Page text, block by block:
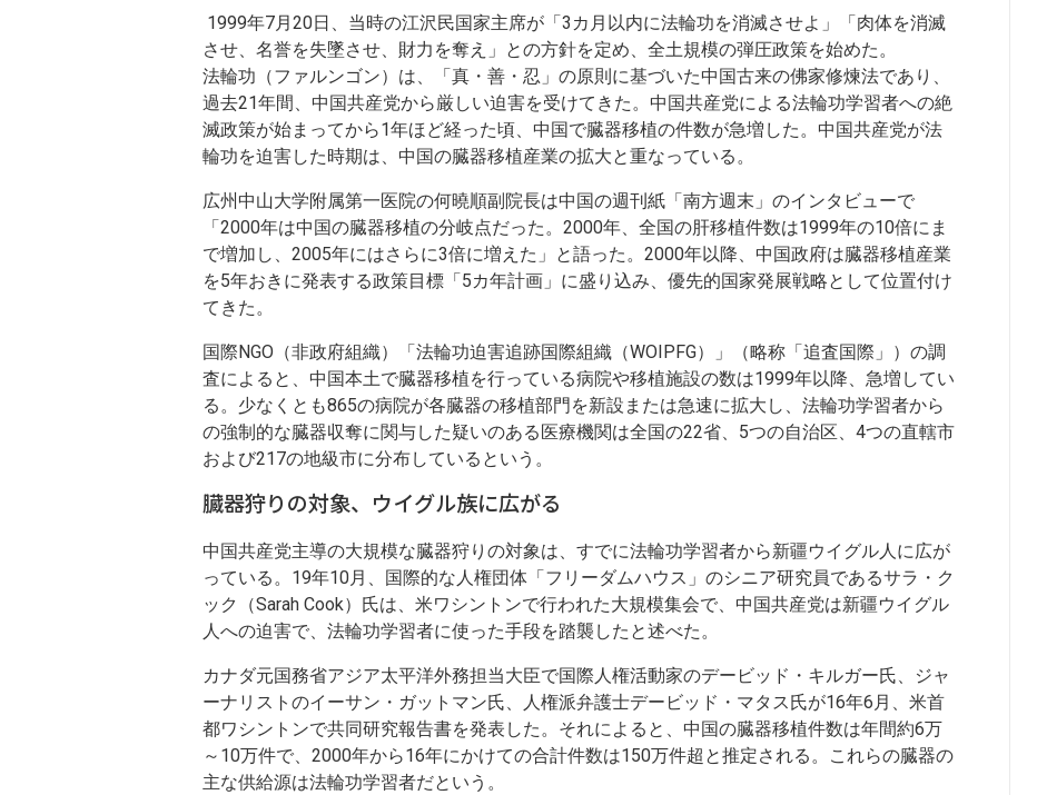
証
言
1999年7月20日、当時の江沢民国家主席が「3カ月以内に法輪功を消滅させよ」「肉体を消滅
させ、名誉を失墜させ、財力を奪え」との方針を定め、全土規模の弾圧政策を始めた。
法輪功（ファルンゴン）は、「真・善・忍」の原則に基づいた中国古来の佛家修煉法であり、
過去21年間、中国共産党から厳しい迫害を受けてきた。中国共産党による法輪功学習者への絶
滅政策が始まってから1年ほど経った頃、中国で臓器移植の件数が急増した。中国共産党が法
輪功を迫害した時期は、中国の臓器移植産業の拡大と重なっている。
広州中山大学附属第一医院の何曉順副院長は中国の週刊紙「南方週末」のインタビューで
「2000年は中国の臓器移植の分岐点だった。2000年、全国の肝移植件数は1999年の10倍にま
で増加し、2005年にはさらに3倍に増えた」と語った。2000年以降、中国政府は臓器移植産業
を5年おきに発表する政策目標「5カ年計画」に盛り込み、優先的国家発展戦略として位置付け
てきた。
国際NGO（非政府組織）「法輪功迫害追跡国際組織（WOIPFG）」（略称「追査国際」）の調
査によると、中国本土で臓器移植を行っている病院や移植施設の数は1999年以降、急増してい
る。少なくとも865の病院が各臓器の移植部門を新設または急速に拡大し、法輪功学習者から
の強制的な臓器収奪に関与した疑いのある医療機関は全国の22省、5つの自治区、4つの直轄市
および217の地級市に分布しているという。
臓器狩りの対象、ウイグル族に広がる
中国共産党主導の大規模な臓器狩りの対象は、すでに法輪功学習者から新疆ウイグル人に広が
っている。19年10月、国際的な人権団体「フリーダムハウス」のシニア研究員であるサラ・ク
ック（Sarah Cook）氏は、米ワシントンで行われた大規模集会で、中国共産党は新疆ウイグル
人への迫害で、法輪功学習者に使った手段を踏襲したと述べた。
カナダ元国務省アジア太平洋外務担当大臣で国際人権活動家のデービッド・キルガー氏、ジャ
ーナリストのイーサン・ガットマン氏、人権派弁護士デービッド・マタス氏が16年6月、米首
都ワシントンで共同研究報告書を発表した。それによると、中国の臓器移植件数は年間約6万
～10万件で、2000年から16年にかけての合計件数は150万件超と推定される。これらの臓器の
主な供給源は法輪功学習者だという。